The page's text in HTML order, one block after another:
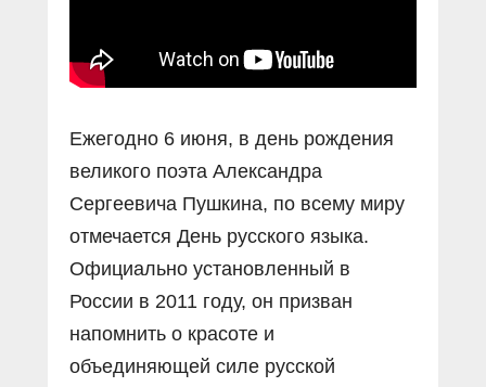
Ежегодно 6 июня, в день рождения
великого поэта Александра
Сергеевича Пушкина, по всему миру
отмечается День русского языка.
Официально установленный в
России в 2011 году, он призван
напомнить о красоте и
объединяющей силе русской